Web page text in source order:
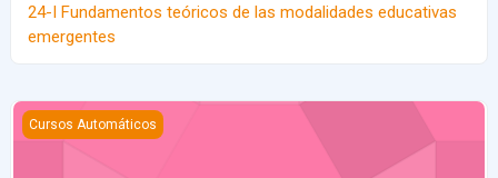
24-I Fundamentos teóricos de las modalidades educativas
emergentes
24-I Diseño instruccional para docentes con el modelo ADDIE
Cursos Automáticos